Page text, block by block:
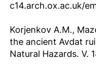
c14.arch.ox.ac.uk/
Korjenkov A.M.,
the ancient Avdat
Natural Hazards. V.